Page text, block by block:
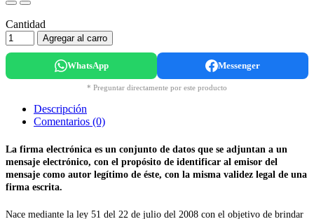
Cantidad
Agregar al carro
WhatsApp Messenger
* Preguntar directamente por este producto
Descripción
Comentarios (0)
La firma electrónica es un conjunto de datos que se adjuntan a un
mensaje electrónico, con el propósito de identificar al emisor del
mensaje como autor legítimo de éste, con la misma validez legal de una
firma escrita.
Nace mediante la ley 51 del 22 de julio del 2008 con el objetivo de brindar